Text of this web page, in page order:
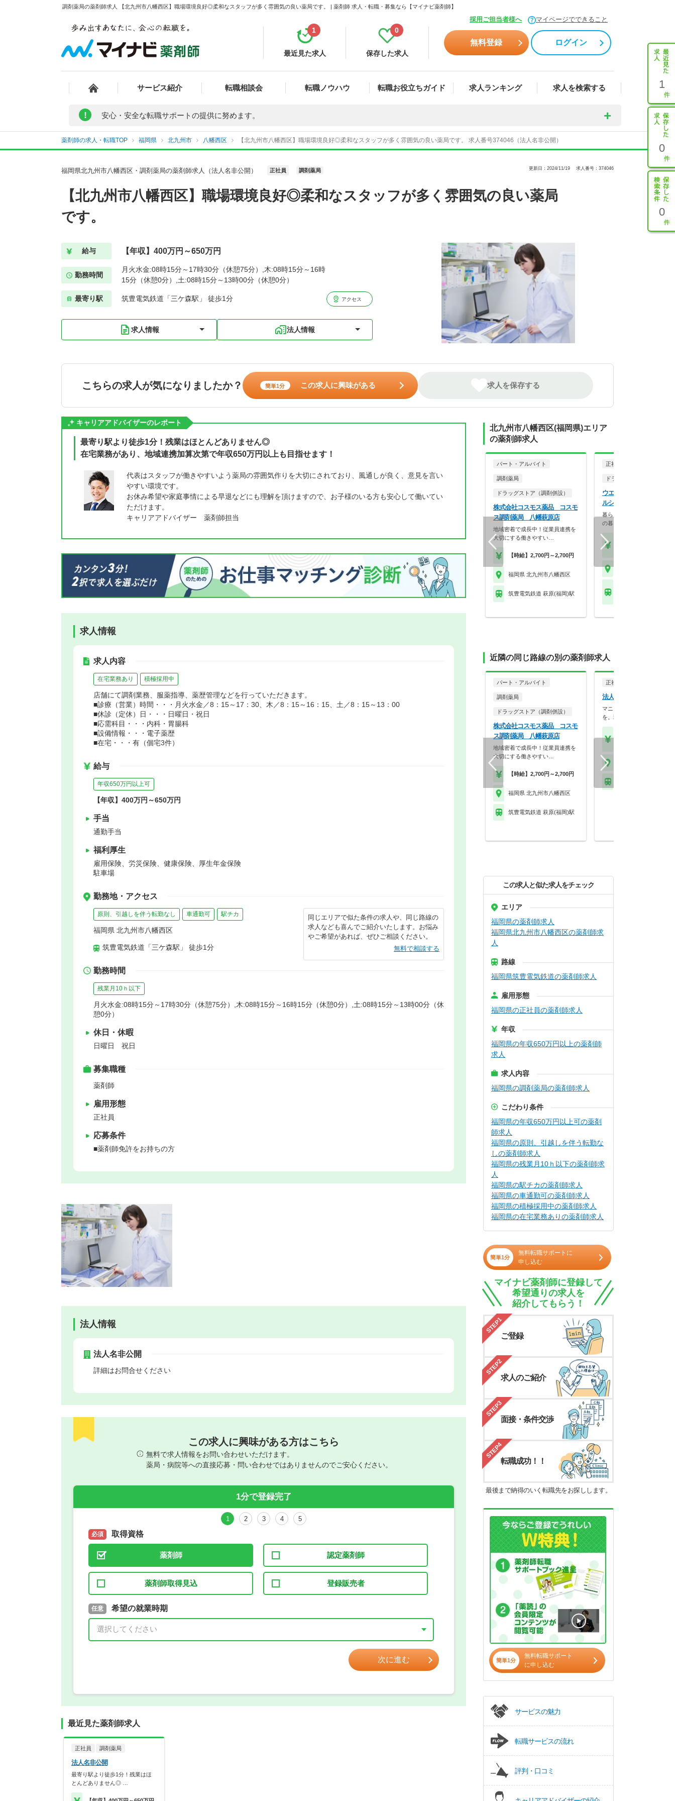
調剤薬局の薬剤師求人 【北九州市八幡西区】職場環境良好◎柔和なスタッフが多く雰囲気の良い薬局です。 | 薬剤師 求人・転職・募集なら【マイナビ薬剤師】
採用ご担当者様へ マイページでできること
最近見た求人
1
保存した求人
0
無料登録 ログイン
サービス紹介 転職相談会 転職ノウハウ 転職お役立ちガイド 求人ランキング 求人を検索する 1
0
0
! 安心・安全な転職サポートの提供に努めます。
薬剤師の求人・転職TOP 福岡県 北九州市 八幡西区 【北九州市八幡西区】職場環境良好◎柔和なスタッフが多く雰囲気の良い薬局です。 求人番号374046（法人名非公開）
福岡県北九州市八幡西区・調剤薬局の薬剤師求人（法人名非公開） 正社員 調剤薬局 更新日：2024/11/19 求人番号：374046
【北九州市八幡西区】職場環境良好◎柔和なスタッフが多く雰囲気の良い薬局
です。
給与 【年収】400万円～650万円
勤務時間
月火水金:08時15分～17時30分（休憩75分）,木:08時15分～16時
15分（休憩0分）,土:08時15分～13時00分（休憩0分）
最寄り駅 筑豊電気鉄道「三ケ森駅」 徒歩1分 アクセス
求人情報 法人情報
こちらの求人が気になりましたか？ 簡単1分 この求人に興味がある 求人を保存する
キャリアアドバイザーのレポート
最寄り駅より徒歩1分！残業はほとんどありません◎
在宅業務があり、地域連携加算次第で年収650万円以上も目指せます！
代表はスタッフが働きやすいよう薬局の雰囲気作りを大切にされており、風通しが良く、意見を言い
やすい環境です。
お休み希望や家庭事情による早退などにも理解を頂けますので、お子様のいる方も安心して働いてい
ただけます。
キャリアアドバイザー 薬剤師担当
求人情報
求人内容
在宅業務あり 積極採用中
店舗にて調剤業務、服薬指導、薬歴管理などを行っていただきます。
■診療（営業）時間・・・月火水金／8：15～17：30、木／8：15～16：15、土／8：15～13：00
■休診（定休）日・・・日曜日・祝日
■応需科目・・・内科・胃腸科
■設備情報・・・電子薬歴
■在宅・・・有（個宅3件）
給与
年収650万円以上可
【年収】400万円～650万円
手当
通勤手当
福利厚生
雇用保険、労災保険、健康保険、厚生年金保険
駐車場
勤務地・アクセス
原則、引越しを伴う転勤なし 車通勤可 駅チカ
福岡県 北九州市八幡西区
筑豊電気鉄道「三ケ森駅」 徒歩1分
同じエリアで似た条件の求人や、同じ路線の
求人なども喜んでご紹介いたします。お悩み
やご希望があれば、ぜひご相談ください。
無料で相談する
勤務時間
残業月10ｈ以下
月火水金:08時15分～17時30分（休憩75分）,木:08時15分～16時15分（休憩0分）,土:08時15分～13時00分（休
憩0分）
休日・休暇
日曜日 祝日
募集職種
薬剤師
雇用形態
正社員
応募条件
■薬剤師免許をお持ちの方
法人情報
法人名非公開
詳細はお問合せください
この求人に興味がある方はこちら
無料で求人情報をお問い合わせいただけます。
薬局・病院等への直接応募・問い合わせではありませんのでご安心ください。
1分で登録完了
1 2 3 4 5
必須 取得資格
薬剤師 認定薬剤師
薬剤師取得見込 登録販売者
必須 取得予定年
年 3月
任意 希望の就業時期
希望の働き方
正社員
パート(週4日～5日)
次に進む
最近見た薬剤師求人
正社員 調剤薬局
法人名非公開
最寄り駅より徒歩1分！残業はほ
とんどありません◎ …
北九州市八幡西区(福岡県)エリア
の薬剤師求人
パート・アルバイト
調剤薬局
ドラッグストア（調剤併設）
株式会社コスモス薬品 コスモ
ス調剤薬局 八幡萩原店
地域密着で成長中！従業員連携を
大切にする働きやすい…
【時給】2,700円～2,700円
福岡県 北九州市八幡西区
筑豊電気鉄道 萩原(福岡)駅
正社員
ドラッグストア（調剤併設
ウエルシア薬局株式会社
ルシア北九州陣原店
暮らしを支える仕事だから、
の暮らしも大切に。業…
近隣の同じ路線の別の薬剤師求人
パート・アルバイト
調剤薬局
ドラッグストア（調剤併設）
株式会社コスモス薬品 コスモ
ス調剤薬局 八幡萩原店
地域密着で成長中！従業員連携を
大切にする働きやすい…
【時給】2,700円～2,700円
福岡県 北九州市八幡西区
筑豊電気鉄道 萩原(福岡)駅
正社員
法人名非公開
マニュアルよりも、あなた
を。現場の『やりたい…
この求人と似た求人をチェック
エリア
福岡県の薬剤師求人
福岡県北九州市八幡西区の薬剤師求
人
路線
福岡県筑豊電気鉄道の薬剤師求人
雇用形態
福岡県の正社員の薬剤師求人
年収
福岡県の年収650万円以上の薬剤師
求人
求人内容
福岡県の調剤薬局の薬剤師求人
こだわり条件
福岡県の年収650万円以上可の薬剤
師求人
福岡県の原則、引越しを伴う転勤な
しの薬剤師求人
福岡県の残業月10ｈ以下の薬剤師求
人
福岡県の駅チカの薬剤師求人
福岡県の車通勤可の薬剤師求人
福岡県の積極採用中の薬剤師求人
福岡県の在宅業務ありの薬剤師求人
簡単1分
無料転職サポートに
申し込む
マイナビ薬剤師に登録して
希望通りの求人を
紹介してもらう！
STEP1
ご登録
STEP2
求人のご紹介
STEP3
面接・条件交渉
STEP4
転職成功！！
最後まで納得のいく転職先をお探しします。
簡単1分
無料転職サポート
に申し込む
サービスの魅力
転職サービスの流れ
評判・口コミ